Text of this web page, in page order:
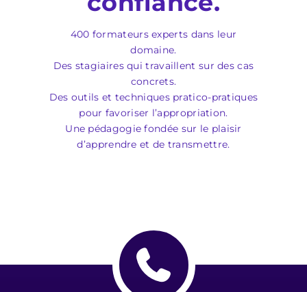
400 formateurs experts dans leur
domaine.
Des stagiaires qui travaillent sur des cas
concrets.
Des outils et techniques pratico-pratiques
pour favoriser l’appropriation.
Une pédagogie fondée sur le plaisir
d’apprendre et de transmettre.